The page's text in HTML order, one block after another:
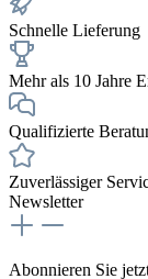
Schnelle Lieferung
Mehr als 10 Jahre
Qualifizierte
Zuverlässiger
Newsletter
Abonnieren Sie